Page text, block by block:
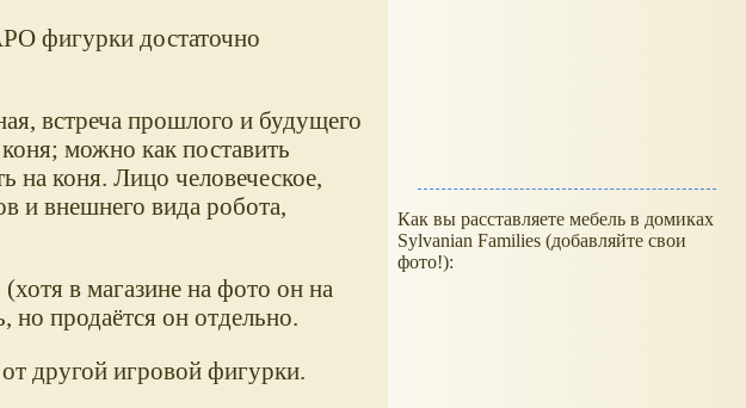
фигурки достаточно
встреча прошлого и будущего
можно как поставить
на коня. Лицо человеческое,
и внешнего вида робота,
в магазине на фото он на
но продаётся он отдельно.
другой игровой фигурки.
Как вы расставляете мебель в домиках
Sylvanian Families (добавляйте свои
фото!):